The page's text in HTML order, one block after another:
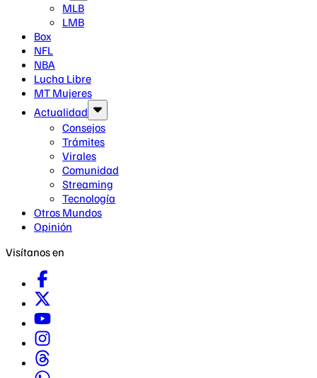
MLB
LMB
Box
NFL
NBA
Lucha Libre
MT Mujeres
Actualidad
Consejos
Trámites
Virales
Comunidad
Streaming
Tecnología
Otros Mundos
Opinión
Visítanos en